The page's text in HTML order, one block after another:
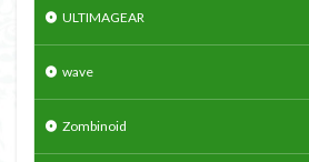
ULTIMAGEAR
wave
Zombinoid